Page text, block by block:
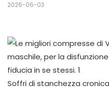
2026-06-03
Soffri di stanchezza